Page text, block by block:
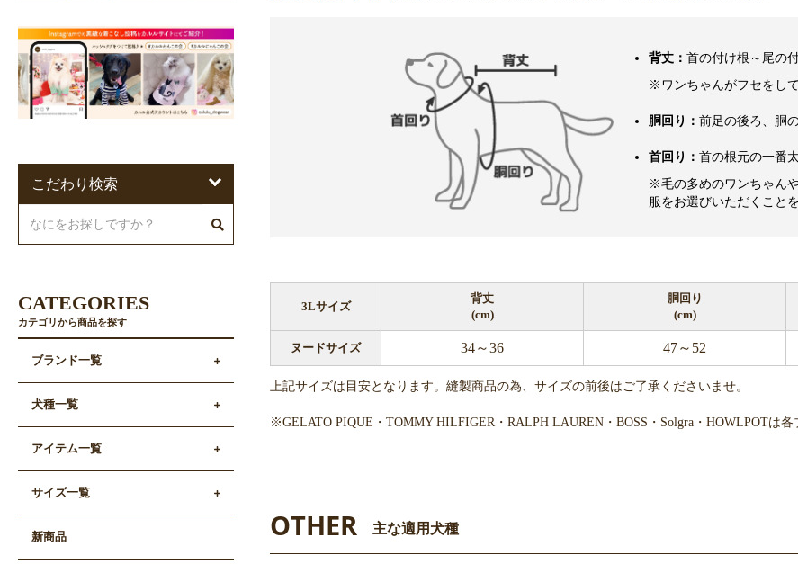
背丈： 首の付け根～尾の
※ワンちゃんがフセをし
胴回り： 前足の後ろ、胴
首回り： 首の根元の一番
※毛の多めのワンちゃん
服をお選びいただくこと
3Lサイズ
背丈
(cm)
胴回り
(cm)
ヌードサイズ 34～36 47～52
上記サイズは目安となります。縫製商品の為、サイズの前後はご了承くださいませ。
※GELATO PIQUE・TOMMY HILFIGER・RALPH LAUREN・BOSS・Solgra・HOWLPOTは
OTHER 主な適用犬種
こだわり検索
CATEGORIES
カテゴリから商品を探す
ブランド一覧
犬種一覧
アイテム一覧
サイズ一覧
新商品